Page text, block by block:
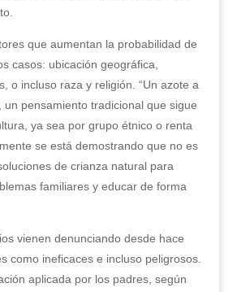
que aumentan la probabilidad de
casos: ubicación geográfica,
o incluso raza y religión. “Un azote a
un pensamiento tradicional que sigue
ya sea por grupo étnico o renta
se está demostrando que no es
de crianza natural para
familiares y educar de forma
vienen denunciando desde hace
como ineficaces e incluso peligrosos.
aplicada por los padres, según